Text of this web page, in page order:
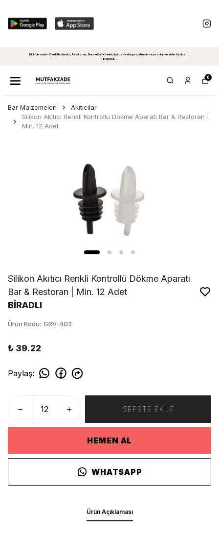
Mutfakzade - Özel Alanlariniz, Restoran, Bar ve Cafe'leriniz için sıfırdan projelendirme, montaj ve daha fazlasi...
Tiklayiniz...
0
Bar Malzemeleri
Akıtıcılar
Silikon Akıtıcı Renkli Kontrollü Dökme Aparatı Bar & Restoran |
Min. 12 Adet
Silikon Akıtıcı Renkli Kontrollü Dökme Aparatı
Bar & Restoran | Min. 12 Adet
BİRADLI
Ürün Kodu: GRV-402
₺ 39.22
Paylaş:
SEPETE EKLE
HEMEN AL
WHATSAPP
Ürün Açıklaması